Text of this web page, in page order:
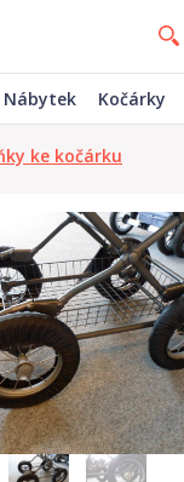
Nábytek Kočárky
ke kočárku